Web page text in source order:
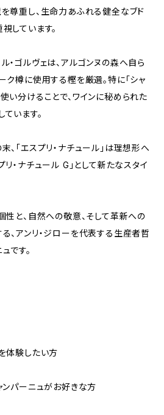
尊重し、生命力あふれる健全なブド
しています。
・ゴルヴェは、アルゴンヌの森へ自ら
ク樽に使用する樫を厳選。特に「シャ
い分けることで、ワインに秘められた
います。
「エスプリ・ナチュール」は理想形へ
リ・ナチュール G」として新たなスタイ
性と、自然への敬意、そして革新への
、アンリ・ジローを代表する生産者哲
です。
体験したい方
ンパーニュがお好きな方